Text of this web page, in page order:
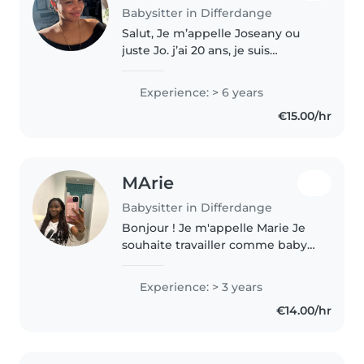
Babysitter in Differdange
Salut, Je m’appelle Joseany ou
juste Jo. j’ai 20 ans, je suis
je suis à la recherche d’un petit
Experience: > 6 years
€15.00/hr
MArie
Babysitter in Differdange
Bonjour ! Je m'appelle Marie Je
souhaite travailler comme baby-
en pédagogie. J'ai déjà de
l'expérience en gardant mes
cousins et en effectuant un..
Experience: > 3 years
€14.00/hr